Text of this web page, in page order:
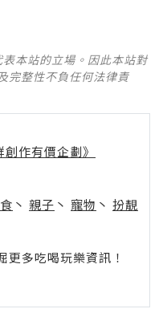
本站的立場。因此本站對
完整性不負任何法律責
作有價企劃》
丶 親子 丶 寵物 丶 扮靚
多吃喝玩樂資訊！